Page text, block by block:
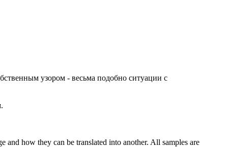
узором - весьма подобно ситуации с
how they can be translated into another. All samples are